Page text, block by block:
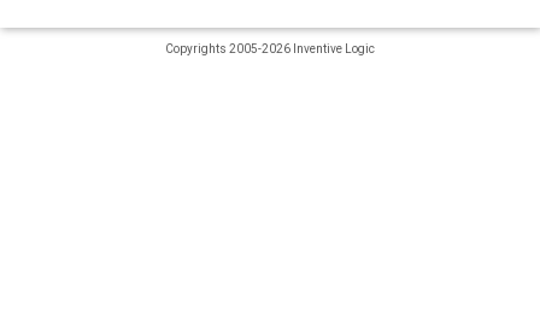
Copyrights 2005-2026 Inventive Logic